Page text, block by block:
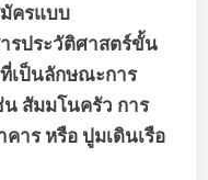
มัครแบบ
รประวัติศาสตร์ขั้น
เป็นลักษณะการ
สัมมโนครัว การ
าร หรือ ปูมเดินเรือ